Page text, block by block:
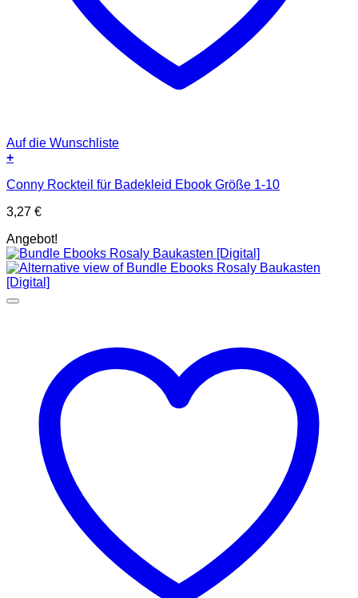
Auf die Wunschliste
+
Conny Rockteil für Badekleid Ebook Größe 1-10
3,27 €
Angebot!